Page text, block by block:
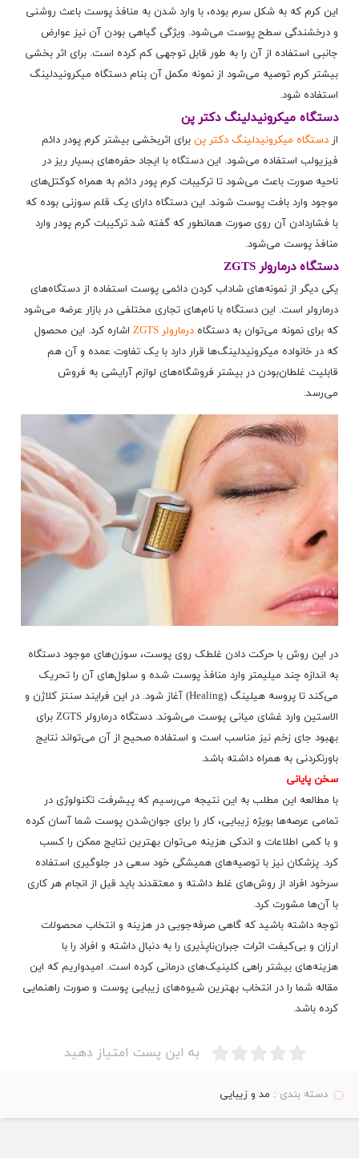
این کرم که به شکل سرم بوده، با وارد شدن به منافذ پوست باعث روشنی
و درخشندگی سطح پوست می‌شود. ویژگی گیاهی بودن آن نیز عوارض
جانبی استفاده از آن را به طور قابل توجهی کم کرده است. برای اثر بخشی
بیشتر کرم توصیه می‌شود از نمونه مکمل آن بنام دستگاه میکرونیدلینگ
استفاده شود.
دستگاه میکرونیدلینگ دکتر پن
از دستگاه‌ میکرونیدلینگ دکتر پن برای اثربخشی بیشتر کرم پودر دائم
فیزیولب استفاده می‌شود. این دستگاه با ایجاد حفره‌های بسیار ریز در
ناحیه صورت باعث می‌شود تا ترکیبات کرم پودر دائم به همراه کوکتل‌های
موجود وارد بافت پوست شوند. این دستگاه دارای یک قلم سوزنی بوده که
با فشاردادن آن روی صورت همانطور که گفته شد ترکیبات کرم پودر وارد
منافذ پوست می‌شود.
دستگاه درمارولر ZGTS
یکی دیگر از نمونه‌های شاداب کردن دائمی پوست استفاده از دستگاه‌های
درمارولر است. این دستگاه با نام‌های تجاری مختلفی در بازار عرضه می‌شود
که برای نمونه می‌توان به دستگاه درمارولر ZGTS
اشاره کرد. این محصول
که در خانواده میکرونیدلینگ‌ها قرار دارد با یک تفاوت عمده و آن هم
قابلیت غلطان‌بودن در بیشتر فروشگاه‌های لوازم آرایشی به فروش
می‌رسد.
در این روش با حرکت دادن غلطک روی پوست، سوزن‌های موجود دستگاه
به اندازه چند میلیمتر وارد منافذ پوست شده و سلول‌های آن را تحریک
می‌کند تا پروسه هیلینگ (Healing) آغاز شود. در این فرایند سنتز کلاژن و
الاستین وارد غشای میانی پوست می‌شوند. دستگاه درمارولر ZGTS برای
بهبود جای زخم نیز مناسب است و استفاده صحیح از آن می‌تواند نتایج
باورنکردنی به همراه داشته باشد.
سخن پایانی
با مطالعه این مطلب به این نتیجه می‌رسیم که پیشرفت تکنولوژی در
تمامی عرصه‌ها بویژه زیبایی، کار را برای جوان‌شدن پوست شما آسان کرده
و با کمی اطلاعات و اندکی هزینه می‌توان بهترین نتایج ممکن را کسب
کرد. پزشکان نیز با توصیه‌های همیشگی خود سعی در جلوگیری استفاده
سرخود افراد از روش‌های غلط داشته و معتقدند باید قبل از انجام هر کاری
با آن‌ها مشورت کرد.
توجه داشته باشید که گاهی صرفه‌جویی در هزینه و انتخاب محصولات
ارزان و بی‌کیفت اثرات جبران‌ناپذیری را به دنبال داشته و افراد را با
هزینه‌های بیشتر راهی کلینیک‌‌های درمانی کرده است. امیدواریم که این
مقاله شما را در انتخاب بهترین شیوه‌های زیبایی پوست و صورت راهنمایی
کرده باشد.
به این پست امتیاز دهید
دسته بندی : مد و زیبایی